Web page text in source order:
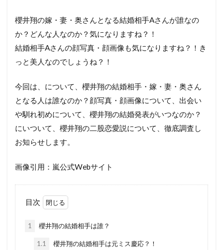
櫻井翔の嫁・妻・奥さんとなる結婚相手Aさんが誰なの
か？どんな人なのか？気になりますね？！
結婚相手Aさんの顔写真・顔画像も気になりますね？！き
っと美人なのでしょうね？！
今回は、について、櫻井翔の結婚相手・嫁・妻・奥さん
となる人は誰なのか？顔写真・顔画像について、出会い
や馴れ初めについて、 櫻井翔の結婚発表がいつなのか？
にいついて、 櫻井翔の二股恋愛説について、徹底調査し
お知らせします。
画像引用：嵐公式Webサイト
目次
1 櫻井翔の結婚相手は誰？
1.1 櫻井翔の結婚相手は元ミス慶応？！